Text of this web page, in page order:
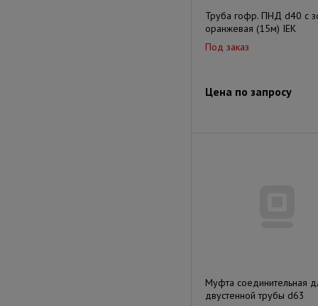
Труба гофр. ПНД d40 с
оранжевая (15м) IEK
Под заказ
Цена по запросу
Муфта соединительная
двустенной трубы d63